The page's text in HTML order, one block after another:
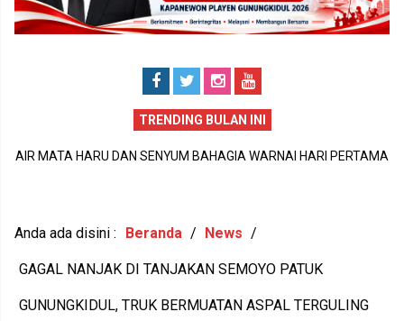
TRENDING BULAN INI
AIR MATA HARU DAN SENYUM BAHAGIA WARNAI HARI PERTAMA
Anda ada disini : Beranda / News /
GAGAL NANJAK DI TANJAKAN SEMOYO PATUK
GUNUNGKIDUL, TRUK BERMUATAN ASPAL TERGULING